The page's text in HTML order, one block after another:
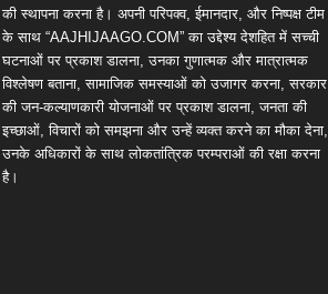
की स्थापना करना है। अपनी परिपक्व, ईमानदार, और निष्पक्ष टीम
के साथ “AAJHIJAAGO.COM” का उद्देश्य देशहित में सच्ची
घटनाओं पर प्रकाश डालना, उनका गुणात्मक और मात्रात्मक
विश्लेषण बताना, सामाजिक समस्याओं को उजागर करना, सरकार
की जन-कल्याणकारी योजनाओं पर प्रकाश डालना, जनता की
इच्छाओं, विचारों को समझना और उन्हें व्यक्त करने का मौका देना,
उनके अधिकारों के साथ लोकतांत्रिक परम्पराओं की रक्षा करना
है।